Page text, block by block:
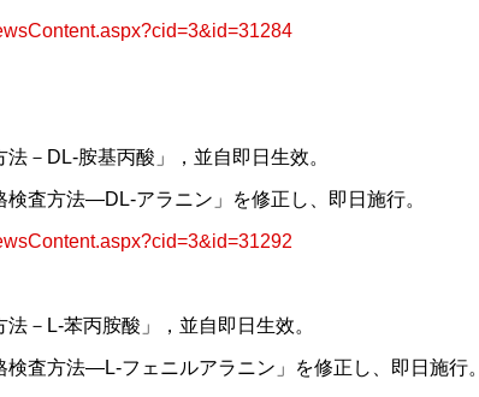
－DL-胺基丙酸」，並自即日生效。
検査方法—DL-アラニン」を修正し、即日施行。
－L-苯丙胺酸」，並自即日生效。
検査方法—L-フェニルアラニン」を修正し、即日施行。